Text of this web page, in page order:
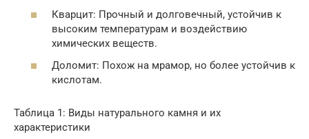
Кварцит: Прочный и долговечный, устойчив к
высоким температурам и воздействию
химических веществ.
Доломит: Похож на мрамор, но более устойчив к
кислотам.
Таблица 1: Виды натурального камня и их
характеристики